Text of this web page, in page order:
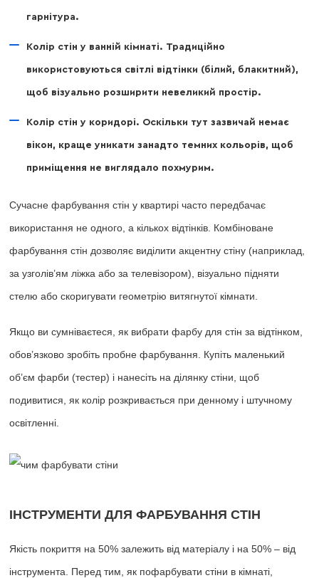
гарнітура.
Колір стін у ванній кімнаті. Традиційно
використовуються світлі відтінки (білий, блакитний),
щоб візуально розширити невеликий простір.
Колір стін у коридорі. Оскільки тут зазвичай немає
вікон, краще уникати занадто темних кольорів, щоб
приміщення не виглядало похмурим.
Сучасне фарбування стін у квартирі часто передбачає
використання не одного, а кількох відтінків. Комбіноване
фарбування стін дозволяє виділити акцентну стіну (наприклад,
за узголів’ям ліжка або за телевізором), візуально підняти
стелю або скоригувати геометрію витягнутої кімнати.
Якщо ви сумніваєтеся, як вибрати фарбу для стін за відтінком,
обов’язково зробіть пробне фарбування. Купіть маленький
об’єм фарби (тестер) і нанесіть на ділянку стіни, щоб
подивитися, як колір розкривається при денному і штучному
освітленні.
ІНСТРУМЕНТИ ДЛЯ ФАРБУВАННЯ СТІН
Якість покриття на 50% залежить від матеріалу і на 50% – від
інструмента. Перед тим, як пофарбувати стіни в кімнаті,